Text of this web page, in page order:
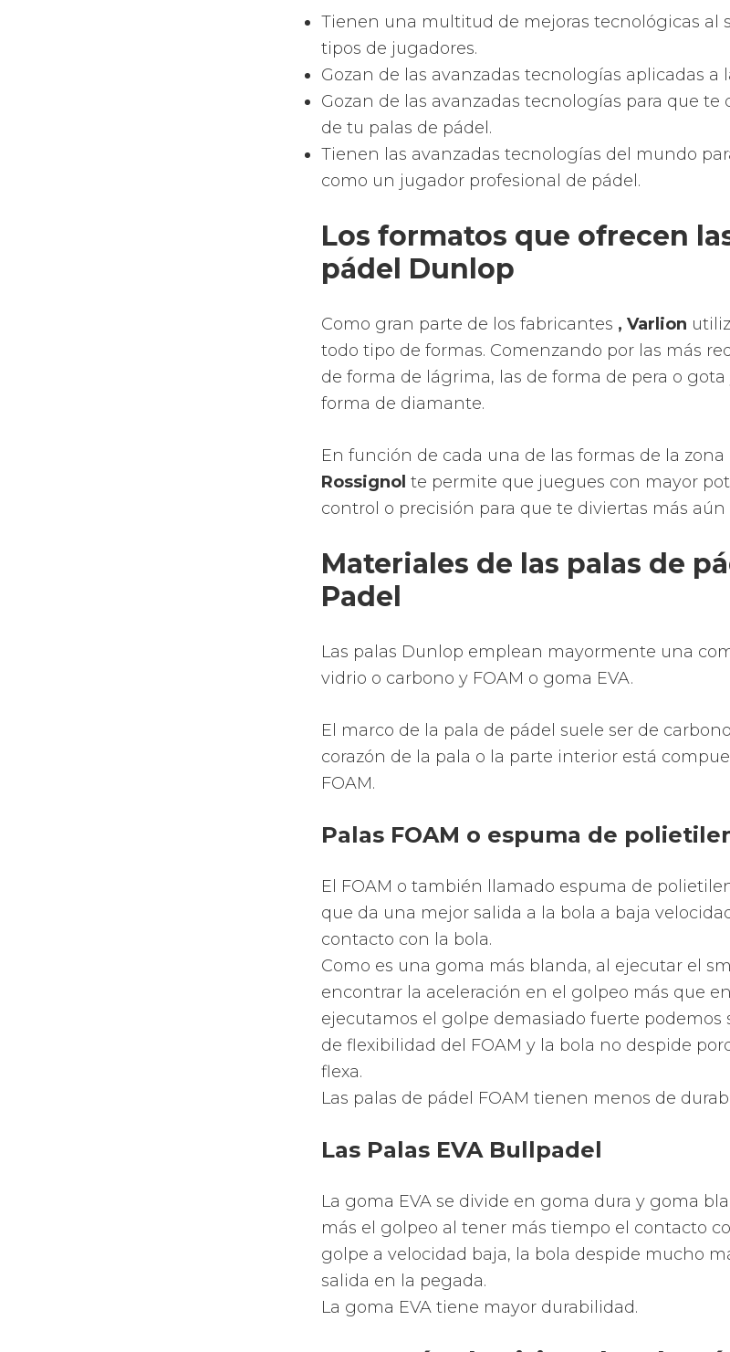
Realiza una más rápida rotación de la pelota en
Genera una potencia y resistencia poderosas.
Sentirás la comodidad y la estabilidad en cada
Te ofrecen el equilibrio ideal entre potencia y la
Incrementa la potencia para regalarte un plus en
Provocan de sus palas la mayor precisa y
La comodidad estará siempre a tu favor.
Cuenta de una amplia superfície de golpeo para
ningún objetivo.
de comodidad y las sobresalientes sensaciones
Palas que proporcionan una potencia brutal.
Un sinfín de nuevas prestaciones como por
dulce de la pala, control de vibraciones, moldes,
Aumento de la zona dulce de la pala de pádel.
Mayor efectividad de los disparos a causa de una
los orificios perforados y con distintos diámetros
novedosos sistemas tecnológicos para darte las
completas con gran calidad.
Compra esta pala Nox y recíbela en tu domicilio
La tecnología que utilizan las
Tienen una multitud de mejoras tecnológicas al
tipos de jugadores.
Gozan de las avanzadas tecnologías para que te
Tienen las avanzadas tecnologías del mundo
como un jugador profesional de pádel.
Los formatos que ofrecen
pádel Dunlop
Como gran parte de los fabricantes, Varlion
todo tipo de formas. Comenzando por las más
de forma de lágrima, las de forma de pera o gota
Rossignolte permite que juegues con mayor
control o precisión para que te diviertas más aún
Materiales de las palas de
Padel